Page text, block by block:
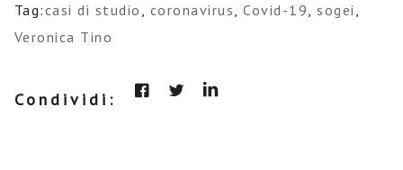
Tag:casi di studio , coronavirus,Covid-19,sogei ,
Veronica Tino
Condividi: